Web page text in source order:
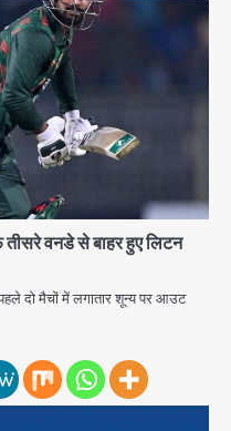
वनडे से बाहर हुए लिटन
दो मैचों में लगातार शून्य पर आउट